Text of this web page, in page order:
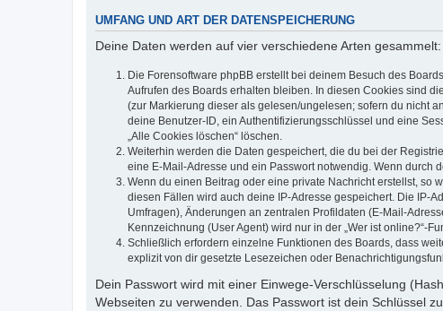
UMFANG UND ART DER DATENSPEICHERUNG
Deine Daten werden auf vier verschiedene Arten gesammelt:
Die Forensoftware phpBB erstellt bei deinem Besuch des
Aufrufen des Boards erhalten bleiben. In diesen Cookies sind
(zur Markierung dieser als gelesen/ungelesen; sofern du nicht
deine Benutzer-ID, ein Authentifizierungsschlüssel und eine
„Alle Cookies löschen“ löschen.
Weiterhin werden die Daten gespeichert, die du bei der
eine E-Mail-Adresse und ein Passwort notwendig. Wenn durch
Wenn du einen Beitrag oder eine private Nachricht erstellst, so
diesen Fällen wird auch deine IP-Adresse gespeichert. Die IP-
Umfragen), Änderungen an zentralen Profildaten (E-Mail-
Kennzeichnung (User Agent) wird nur in der „Wer ist online?“-
Schließlich erfordern einzelne Funktionen des Boards, dass
explizit von dir gesetzte Lesezeichen oder
Dein Passwort wird mit einer Einwege-Verschlüsselung
Webseiten zu verwenden. Das Passwort ist dein Schlüssel